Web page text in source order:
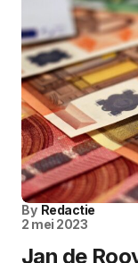
By Redactie
2 mei 2023
Jan de